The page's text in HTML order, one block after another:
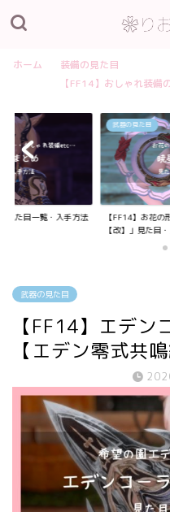
ホーム
装備の見た目
【FF14】おしゃれ装備
見た目一覧・入手方法
武器の見た目
【FF14】お花の
【改】」見た目
武器の見た目
【FF14】エデ
【エデン零式共